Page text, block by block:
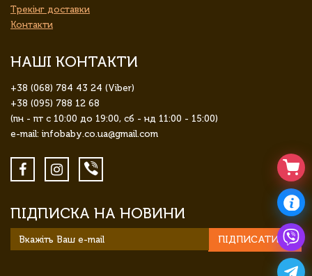
Трекінг доставки
Контакти
НАШІ КОНТАКТИ
+38 (068) 784 43 24 (Viber)
+38 (095) 788 12 68
(пн - пт с 10:00 до 19:00, сб - нд 11:00 - 15:00)
e-mail: infobaby.co.ua@gmail.com
ПІДПИСКА НА НОВИНИ
ПІДПИСАТИСЯ